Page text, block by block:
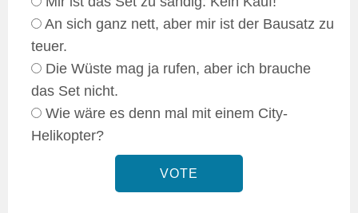
An sich ganz nett, aber mir ist der Bausatz zu
teuer.
Die Wüste mag ja rufen, aber ich brauche
das Set nicht.
Wie wäre es denn mal mit einem City-
Helikopter?